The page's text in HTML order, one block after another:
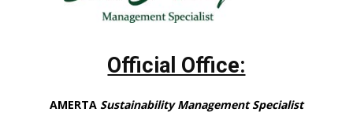
Official Office:
AMERTA Sustainability Management Specialist